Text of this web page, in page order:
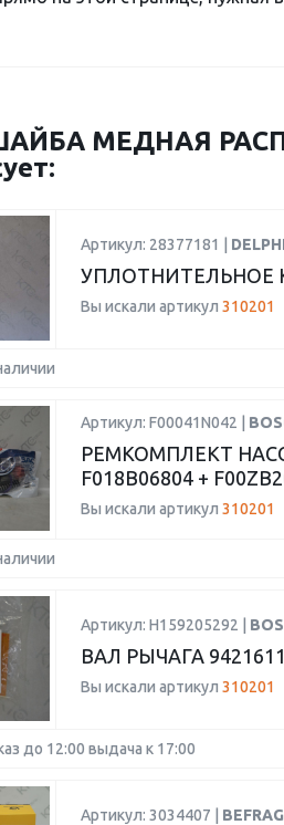
МЕДНАЯ
Артикул: 28377181 |
УПЛОТНИТЕЛЬНОЕ
Вы искали артикул 310201
Артикул: F00041N042 |
РЕМКОМПЛЕКТ
F018B06804 +
Вы искали артикул 310201
Артикул: H159205292 |
ВАЛ РЫЧАГА
Вы искали артикул 310201
до 12:00 выдача к 17:00
Артикул: 3034407 | BEFRAG